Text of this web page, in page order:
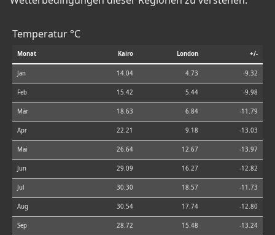
Temperatur °C
Monat Kairo London +/-
Jan 14.04 4.73 -9.32
Feb 15.42 5.44 -9.98
Mär 18.63 6.84 -11.79
Apr 22.21 9.18 -13.03
Mai 26.64 12.67 -13.97
Jun 29.09 16.27 -12.82
Jul 30.30 18.57 -11.73
Aug 30.54 17.74 -12.80
Sep 28.72 15.48 -13.24